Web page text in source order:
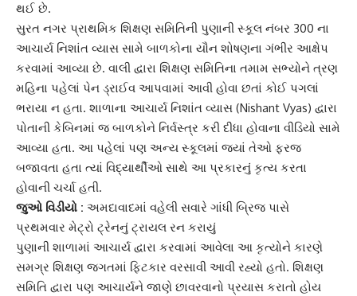
થઈ છે.
સુરત નગર પ્રાથમિક શિક્ષણ સમિતિની પુણાની સ્કૂલ નંબર 300 ના
આચાર્ય નિશાંત વ્યાસ સામે બાળકોના યૌન શોષણના ગંભીર આક્ષેપ
કરવામાં આવ્યા છે. વાલી દ્વારા શિક્ષણ સમિતિના તમામ સભ્યોને ત્રણ
મહિના પહેલાં પેન ડ્રાઈવ આપવામાં આવી હોવા છતાં કોઈ પગલાં
ભરાયા ન હતા. શાળાના આચાર્ય નિશાંત વ્યાસ (Nishant Vyas) દ્વારા
પોતાની કેબિનમાં જ બાળકોને નિર્વસ્ત્ર કરી દીધા હોવાના વીડિયો સામે
આવ્યા હતા. આ પહેલાં પણ અન્ય સ્કૂલમાં જ્યાં તેઓ ફરજ
બજાવતા હતા ત્યાં વિદ્યાર્થીઓ સાથે આ પ્રકારનું કૃત્ય કરતા
હોવાની ચર્ચા હતી.
જુઓ વિડીયો : અમદાવાદમાં વહેલી સવારે ગાંધી બ્રિજ પાસે
પ્રથમવાર મેટ્રો ટ્રેનનું ટ્રાયલ રન કરાયું
પુણાની શાળામાં આચાર્ય દ્વારા કરવામાં આવેલા આ કૃત્યોને કારણે
સમગ્ર શિક્ષણ જગતમાં ફિટકાર વરસાવી આવી રહ્યો હતો. શિક્ષણ
સમિતિ દ્વારા પણ આચાર્યને જાણે છાવરવાનો પ્રયાસ કરાતો હોય